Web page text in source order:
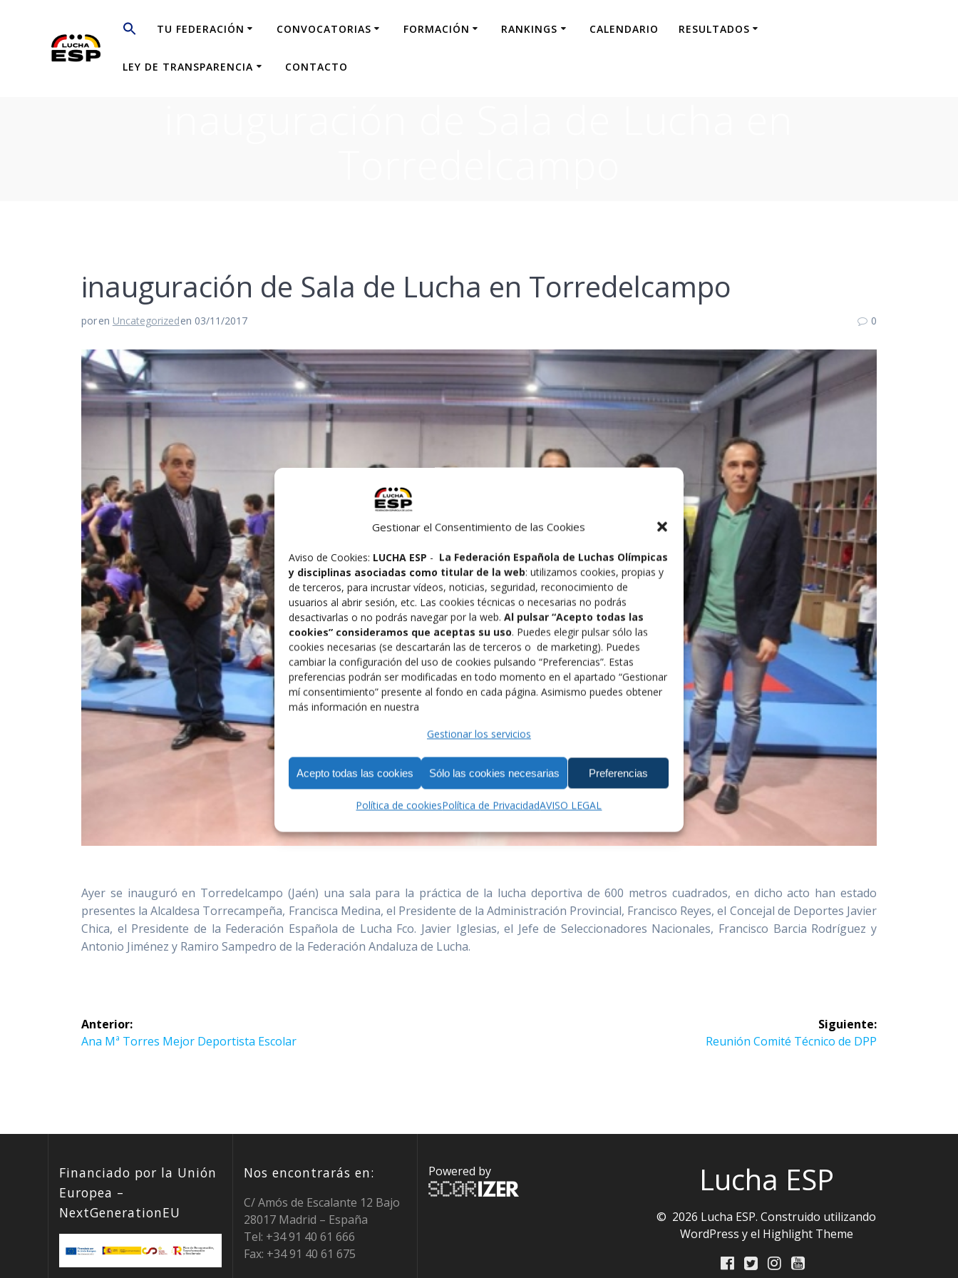
Gestionar el Consentimiento de las Cookies
Aviso de Cookies: LUCHA ESP - La Federación Española de Luchas Olímpicas
y disciplinas asociadas como titular de la web: utilizamos cookies, propias y
de terceros, para incrustar vídeos, noticias, seguridad, reconocimiento de
usuarios al abrir sesión, etc. Las cookies técnicas o necesarias no podrás
desactivarlas o no podrás navegar por la web. Al pulsar “Acepto todas las
cookies” consideramos que aceptas su uso. Puedes elegir pulsar sólo las
cookies necesarias (se descartarán las de terceros o de marketing). Puedes
cambiar la configuración del uso de cookies pulsando “Preferencias”. Estas
preferencias podrán ser modificadas en todo momento en el apartado “Gestionar
mí consentimiento” presente al fondo en cada página. Asimismo puedes obtener
más información en nuestra
Gestionar los servicios
Acepto todas las cookies Sólo las cookies necesarias Preferencias
Política de cookiesPolítica de PrivacidadAVISO LEGAL
contenido
TU FEDERACIÓN CONVOCATORIAS FORMACIÓN RANKINGS CALENDARIO RESULTADOS
LEY DE TRANSPARENCIA CONTACTO
inauguración de Sala de Lucha en Torredelcampo
poren Uncategorizeden 03/11/2017 0
Ayer se inauguró en Torredelcampo (Jaén) una sala para la práctica de la lucha deportiva de 600 metros cuadrados, en dicho acto han estado
presentes la Alcaldesa Torrecampeña, Francisca Medina, el Presidente de la Administración Provincial, Francisco Reyes, el Concejal de Deportes Javier
Chica, el Presidente de la Federación Española de Lucha Fco. Javier Iglesias, el Jefe de Seleccionadores Nacionales, Francisco Barcia Rodríguez y
Antonio Jiménez y Ramiro Sampedro de la Federación Andaluza de Lucha.
Navegación
de
Anterior:
Entrada
Ana Mª Torres Mejor Deportista Escolar
Siguiente:
Siguiente
Reunión Comité Técnico de DPP
Financiado por la Unión
Europea –
NextGenerationEU
Nos encontrarás en:
C/ Amós de Escalante 12 Bajo
28017 Madrid – España
Tel: +34 91 40 61 666
Fax: +34 91 40 61 675
Powered by Lucha ESP
© 2026 Lucha ESP. Construido utilizando
WordPress y el Highlight Theme